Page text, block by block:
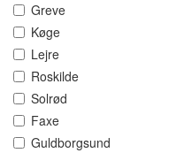
Greve
Køge
Lejre
Roskilde
Solrød
Faxe
Guldborgsund